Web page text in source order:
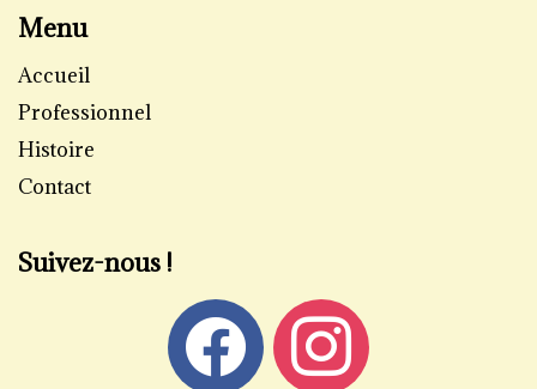
Menu
Accueil
Professionnel
Histoire
Contact
Suivez-nous !